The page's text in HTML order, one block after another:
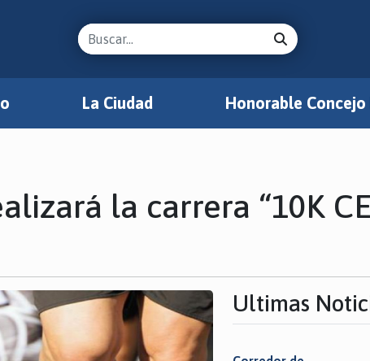
La Ciudad Honorable
la carrera “10K
Ultimas